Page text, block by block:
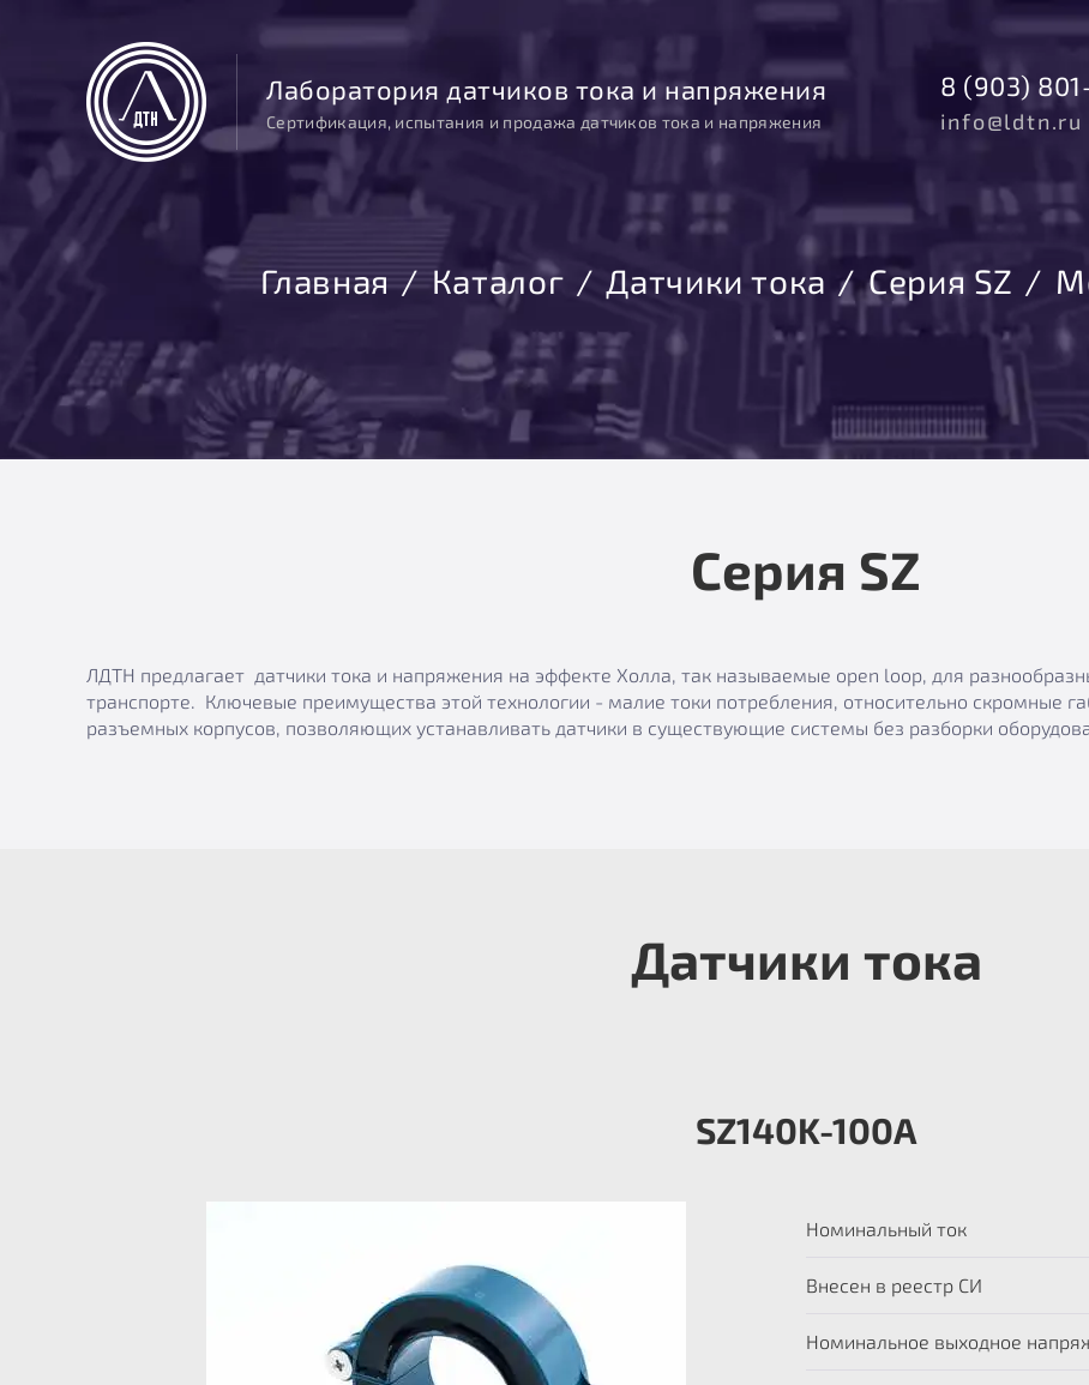
Лаборатория датчиков тока и напряжения
Сертификация, испытания и продажа датчиков тока и напряжения
8 (903)
info@ldtn.ru
Главная Каталог Датчики тока Серия SZ
Серия SZ
ЛДТН предлагает датчики тока и напряжения на эффекте Холла, так называемые open loop, для
транспорте. Ключевые преимущества этой технологии - малие токи потребления, относительно скромные
разъемных корпусов, позволяющих устанавливать датчики в существующие системы без разборки
Датчики тока
SZ140K-100А
Номинальный ток
Внесен в реестр СИ
Номинальное выходное